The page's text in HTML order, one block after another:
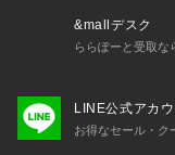
New life Project(ニ
NLPでは、商品のス
的価値」を伝えるプ
費」「大量廃棄」か
&mallデスク
ららぽーと受取な
LINE公式アカウ
お得なセール・ク